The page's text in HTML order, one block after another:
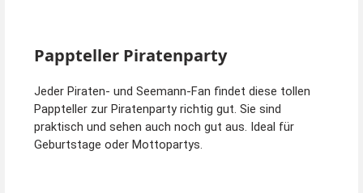
Pappteller Piratenparty
Jeder Piraten- und Seemann-Fan findet diese tollen
Pappteller zur Piratenparty richtig gut. Sie sind
praktisch und sehen auch noch gut aus. Ideal für
Geburtstage oder Mottopartys.